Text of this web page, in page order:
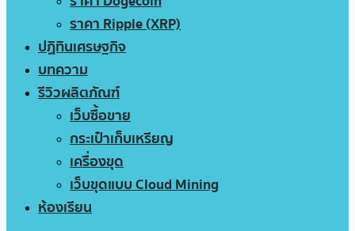
ราคา Ripple (XRP)
ปฏิทินเศรษฐกิจ
บทความ
รีวิวผลิตภัณฑ์
เว็บซื้อขาย
กระเป๋าเก็บเหรียญ
เครื่องขุด
เว็บขุดแบบ Cloud Mining
ห้องเรียน